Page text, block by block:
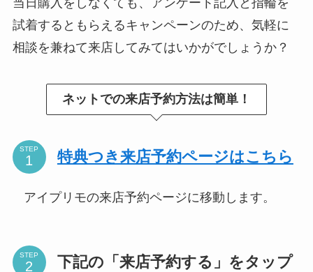
当日購入をしなくても、アンケート記入と指輪を
試着するともらえるキャンペーンのため、気軽に
相談を兼ねて来店してみてはいかがでしょうか？
ネットでの来店予約方法は簡単！
STEP 特典つき来店予約ページはこちら
アイプリモの来店予約ページに移動します。
STEP 下記の「来店予約する」をタップ